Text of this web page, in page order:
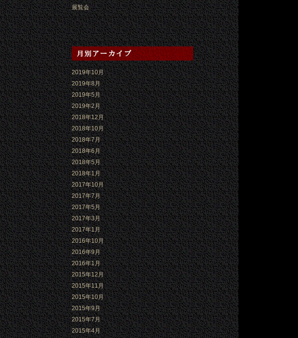
展覧会
2019年10月
2019年8月
2019年5月
2019年2月
2018年12月
2018年10月
2018年7月
2018年6月
2018年5月
2018年1月
2017年10月
2017年7月
2017年5月
2017年3月
2017年1月
2016年10月
2016年9月
2016年1月
2015年12月
2015年11月
2015年10月
2015年9月
2015年7月
2015年4月